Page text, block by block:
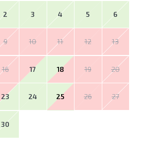
2 3 4 5 6
9 10 11 12 13
16 17 18 19 20
23 24 25 26 27
30